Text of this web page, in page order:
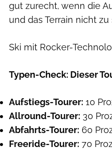
gut zurecht, wenn die
und das Terrain nicht
Ski mit Rocker-
Typen-Check: Dieser
Aufstiegs-Tourer: 10
Allround-Tourer: 30
Abfahrts-Tourer: 60
Freeride-Tourer: 70